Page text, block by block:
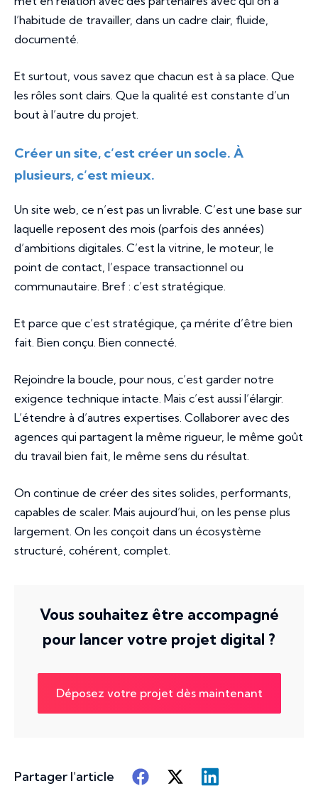
l’habitude de travailler, dans un cadre clair, fluide,
documenté.
Et surtout, vous savez que chacun est à sa place. Que
les rôles sont clairs. Que la qualité est constante d’un
bout à l’autre du projet.
Créer un site, c’est créer un socle. À
plusieurs, c’est mieux.
Un site web, ce n’est pas un livrable. C’est une base sur
laquelle reposent des mois (parfois des années)
d’ambitions digitales. C’est la vitrine, le moteur, le
point de contact, l’espace transactionnel ou
communautaire. Bref : c’est stratégique.
Et parce que c’est stratégique, ça mérite d’être bien
fait. Bien conçu. Bien connecté.
Rejoindre la boucle, pour nous, c’est garder notre
exigence technique intacte. Mais c’est aussi l’élargir.
L’étendre à d’autres expertises. Collaborer avec des
agences qui partagent la même rigueur, le même goût
du travail bien fait, le même sens du résultat.
On continue de créer des sites solides, performants,
capables de scaler. Mais aujourd’hui, on les pense plus
largement. On les conçoit dans un écosystème
structuré, cohérent, complet.
Vous souhaitez être accompagné
pour lancer votre projet digital ?
Déposez votre projet dès maintenant
Partager l'article